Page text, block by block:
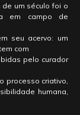
um século foi o
em campo de
seu acervo: um
com
pelo curador
processo criativo,
humana,